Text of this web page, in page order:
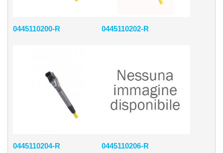
0445110200-R 0445110202-R
0445110204-R 0445110206-R